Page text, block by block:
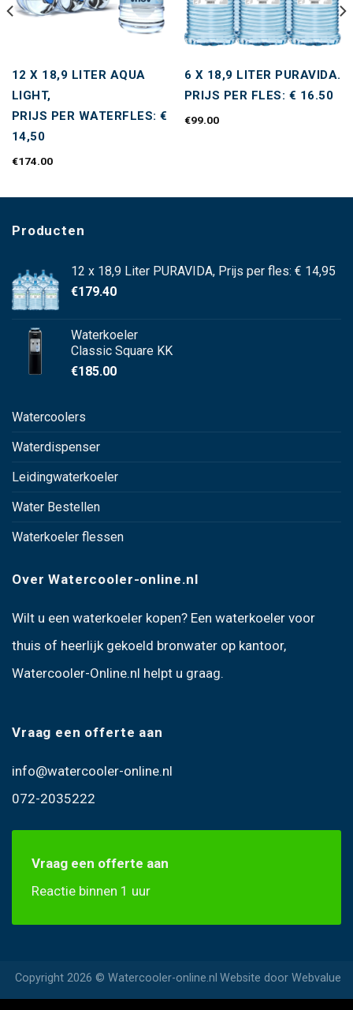
12 X 18,9 LITER AQUA
LIGHT,
PRIJS PER WATERFLES: €
14,50
€174.00
6 X 18,9 LITER PURAVIDA.
PRIJS PER FLES: € 16.50
€99.00
Producten
12 x 18,9 Liter PURAVIDA, Prijs per fles: € 14,95
€179.40
Waterkoeler
Classic Square KK
€185.00
Watercoolers
Waterdispenser
Leidingwaterkoeler
Water Bestellen
Waterkoeler flessen
Over Watercooler-online.nl
Wilt u een waterkoeler kopen? Een waterkoeler voor
thuis of heerlijk gekoeld bronwater op kantoor,
Watercooler-Online.nl helpt u graag.
Vraag een offerte aan
info@watercooler-online.nl
072-2035222
Vraag een offerte aan
Reactie binnen 1 uur
Copyright 2026 © Watercooler-online.nl Website door Webvalue